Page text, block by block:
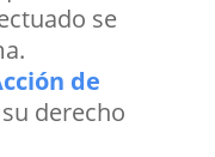
se
de
derecho